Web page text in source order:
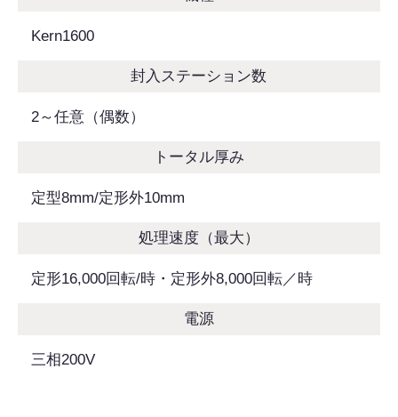
Kern1600
封入ステーション数
2～任意（偶数）
トータル厚み
定型8mm/定形外10mm
処理速度（最大）
定形16,000回転/時・定形外8,000回転／時
電源
三相200V